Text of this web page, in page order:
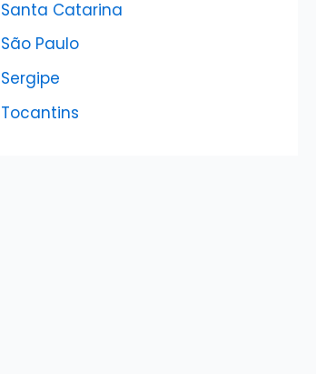
Santa Catarina
São Paulo
Sergipe
Tocantins